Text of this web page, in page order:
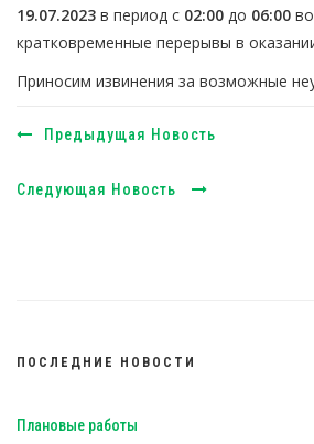
19.07.2023 в период с 02:00 до 06:00
кратковременные перерывы в
Приносим извинения за возможные
Предыдущая Новость
Следующая Новость
ПОСЛЕДНИЕ НОВОСТИ
Плановые работы